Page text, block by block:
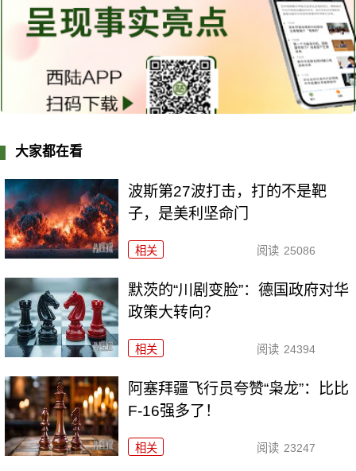
大家都在看
波斯第27波打击，打的不是靶
子，是美利坚命门
相关 阅读 25086
默茨的“川剧变脸”：德国政府对华
政策大转向？
相关 阅读 24394
阿塞拜疆飞行员夸赞“枭龙”：比比
F-16强多了！
相关 阅读 23247